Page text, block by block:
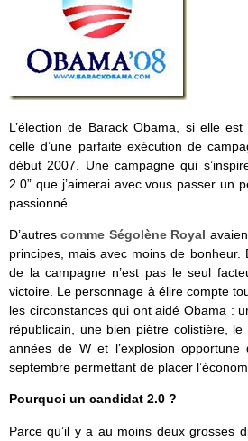
L’élection de Barack Obama, si elle
celle d’une parfaite exécution de
début 2007. Une campagne qui
2.0” que j’aimerai avec vous passer un
passionné.
D’autrescomme Ségolène Royal
principes, mais avec moins de bonheur.
de la campagne n’est pas le seul
victoire. Le personnage à élire compte
les circonstances qui ont aidé Obama :
républicain, une bien piètre colistière,
années de W et l’explosion
septembre permettant de placer
Pourquoi un candidat 2.0 ?
Parce qu’il y a au moins deux grosses